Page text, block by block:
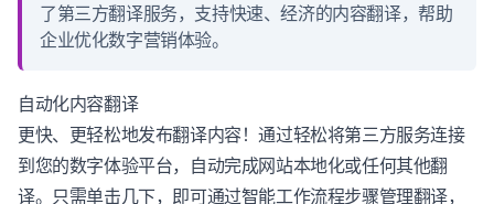
了第三方翻译服务，支持快速、经济的内容翻译，帮助
企业优化数字营销体验。
自动化内容翻译
更快、更轻松地发布翻译内容！通过轻松将第三方服务连接
到您的数字体验平台，自动完成网站本地化或任何其他翻
译。只需单击几下，即可通过智能工作流程步骤管理翻译，